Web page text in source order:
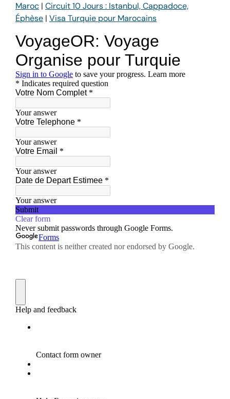
Maroc | Circuit 10 Jours : Istanbul, Cappadoce,
Éphèse | Visa Turquie pour Marocains